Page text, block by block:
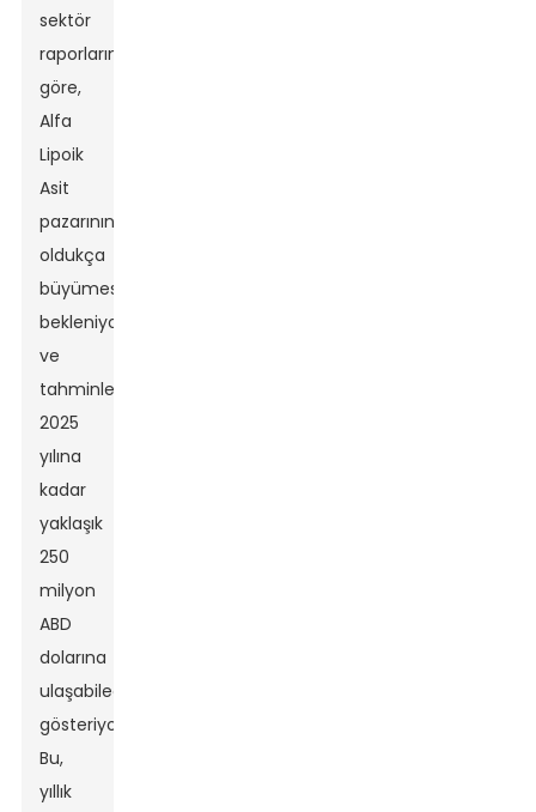
sektör
raporlarına
göre,
Alfa
Lipoik
Asit
pazarının
oldukça
büyümesi
bekleniyor
ve
tahminler
2025
yılına
kadar
yaklaşık
250
milyon
ABD
dolarına
ulaşabileceğini
gösteriyor.
Bu,
yıllık